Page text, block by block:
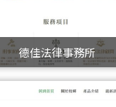
德佳法律事務所